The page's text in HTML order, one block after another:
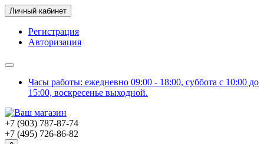
Личный кабинет
Регистрация
Авторизация
Часы работы: ежедневно 09:00 - 18:00, суббота с 10:00 до
15:00, воскресенье выходной.
+7 (903) 787-87-74
+7 (495) 726-86-82